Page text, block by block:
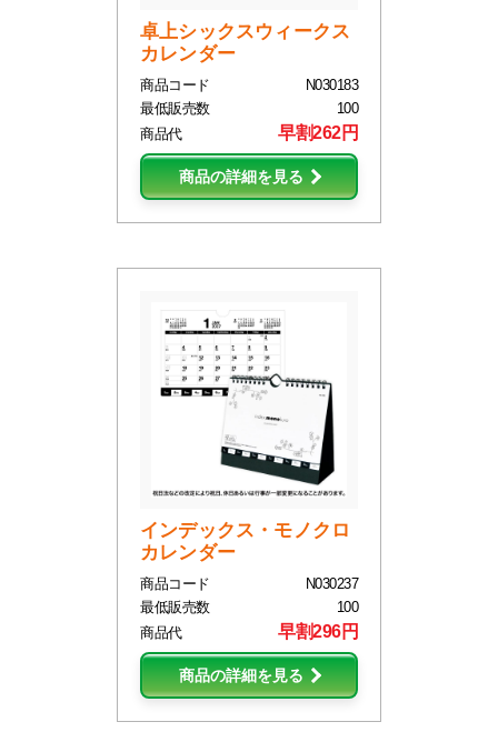
卓上シックスウィークス
カレンダー
商品コード
N030183
最低販売数
100
商品代
早割262円
商品の詳細を見る
インデックス・モノクロ
カレンダー
商品コード
N030237
最低販売数
100
商品代
早割296円
商品の詳細を見る